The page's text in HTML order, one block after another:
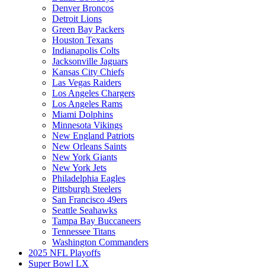
Denver Broncos
Detroit Lions
Green Bay Packers
Houston Texans
Indianapolis Colts
Jacksonville Jaguars
Kansas City Chiefs
Las Vegas Raiders
Los Angeles Chargers
Los Angeles Rams
Miami Dolphins
Minnesota Vikings
New England Patriots
New Orleans Saints
New York Giants
New York Jets
Philadelphia Eagles
Pittsburgh Steelers
San Francisco 49ers
Seattle Seahawks
Tampa Bay Buccaneers
Tennessee Titans
Washington Commanders
2025 NFL Playoffs
Super Bowl LX